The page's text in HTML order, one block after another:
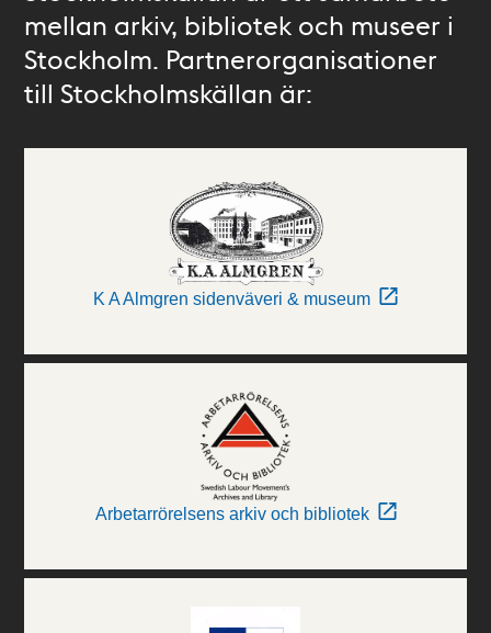
mellan arkiv, bibliotek och museer i
Stockholm. Partnerorganisationer
till Stockholmskällan är:
K A Almgren sidenväveri & museum
Arbetarrörelsens arkiv och bibliotek